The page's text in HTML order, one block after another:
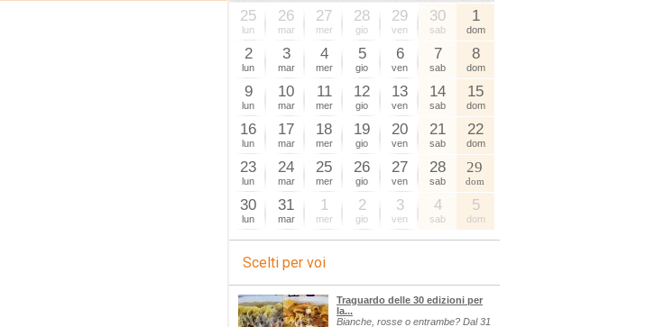
25
lun
26
mar
27
mer
28
gio
29
ven
30
sab
1
dom
2
lun
3
mar
4
mer
5
gio
6
ven
7
sab
8
dom
9
lun
10
mar
11
mer
12
gio
13
ven
14
sab
15
dom
16
lun
17
mar
18
mer
19
gio
20
ven
21
sab
22
dom
23
lun
24
mar
25
mer
26
gio
27
ven
28
sab
29
dom
30
lun
31
mar
1
mer
2
gio
3
ven
4
sab
5
dom
Scelti per voi
Traguardo delle 30 edizioni per
la...
Bianche, rosse o entrambe? Dal 31